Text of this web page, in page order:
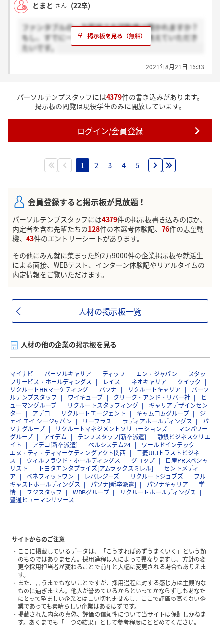
とまと さん (22卒)
ファンタブルの一次面接で志望動機は聞かれますか？
もし、すでに一次面接受けた方いたら教えていただき
たいです。
2021年8月21日 16:33
パーソルテンプスタッフには4379件の書き込みがあります。
掲示板の閲覧は現役学生のみに開放しています。
ログイン/会員登録
1 2 3 4 5
会員登録すると掲示板が見放題！
パーソルテンプスタッフには4379件の掲示板書き込みのほか、
内定者を含む先輩たちの128件の本選考体験記、 76件の志望動
機、 43件のエントリーシートがあります。
その他にみん就に集まった約2万9000件の企業掲示板や就活生
による面接、WEBテスト、インターン体験記やリアルタイムの
内定情報をご覧いただけます。
人材の掲示板一覧
人材の他の企業の掲示板を見る
マイナビ パーソルキャリア ディップ エン・ジャパン
スタッ
フサービス・ホールディングス
レイス ネオキャリア
クイック
リクルートHRマーケティング
パソナ リクルートキャリア
パーソ
ルテンプスタッフ
ワイキューブ クリーク・アンド・リバー社
ヒ
ューマングループ
リクルートスタッフィング
キャリアデザインセン
ター
アデコ リクルートエージェント キャムコムグループ
ジ
ェイ エイ シージャパン
リーフラス ラディアホールディングス
パ
ソナグループ
リクルートマネジメントソリューションズ
マンパワー
グループ
アイデム テンプスタッフ[新卒派遣]
静銀ビジネスクリエ
イト
アデコ[新卒派遣] ベルシステム24
ワールドインテック
エヌ・ティ・ティマーケティングアクト関西
三菱UFJトラストビジネ
ス
ウィルプラウド・ホールディングス グロップ
日産PRスペシャ
リスト
トヨタエンタプライズ[アムラックスミレル]
セントメディ
ア
ベネフィットワン レバレジーズ リクルートジョブズ
フル
キャストホールディングス
パソナ[新卒派遣] パソナキャリア
学
情
フジスタッフ WDBグループ
リクルートホールディングス
豊通ヒューマンリソース
サイトからのご注意
ここに掲載しているデータは、「こうすれば必ずうまくいく」という類
のものではありません。採用過程は人によって異なりますし、方針の変
更や採用担当者が変わることで前年と大幅に変更される場合もありえま
す。
また、言うまでもないことですが、採用過程に対する感じ方は主観的な
ものに過ぎません。他人が誉めているからといってかならずしもあなた
にとって望ましい企業とは言い切れませんし、ここで評価の高くない企
業であっても素晴らしい企業はあるはずです。
掲載された内容の真偽、評価の信頼性について当サイトは保証しかねま
す。あくまでも「一つの結果」として参考程度にとどめてください。